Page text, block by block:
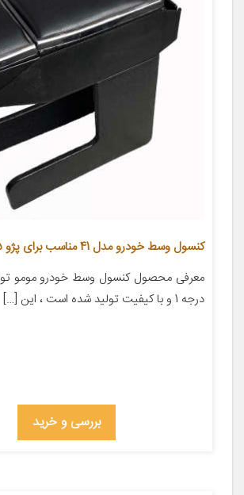
کنسول وسط خودرو مدل 41 مناسب برای پژو 405
معرفی محصول کنسول وسط خودرو مومو
درجه 1 و با کیفیت تولید شده است ، این […]
بررسی و خرید